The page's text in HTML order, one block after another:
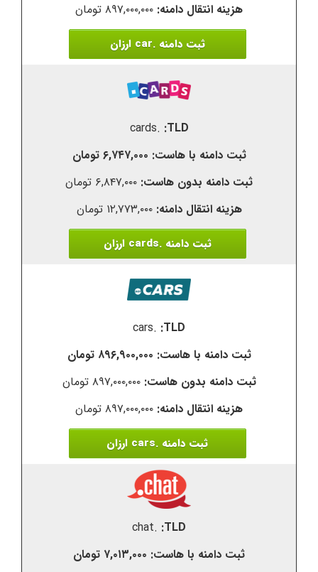
۸۹۷,۰۰۰,۰۰۰ تومان
ثبت دامنه .car ارزان
.cards
۶,۷۴۷,۰۰۰ تومان
۶,۸۴۷,۰۰۰ تومان
۱۲,۷۷۳,۰۰۰ تومان
ثبت دامنه .cards ارزان
.cars
۸۹۶,۹۰۰,۰۰۰ تومان
۸۹۷,۰۰۰,۰۰۰ تومان
۸۹۷,۰۰۰,۰۰۰ تومان
ثبت دامنه .cars ارزان
.chat
۷,۰۱۳,۰۰۰ تومان